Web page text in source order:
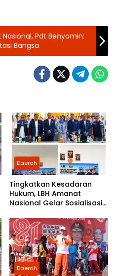
Pdt Benyamin:
Bangsa
Daerah
Tingkatkan Kesadaran
Hukum, LBH Amanat
Nasional Gelar Sosialisasi
Morawa
Daerah